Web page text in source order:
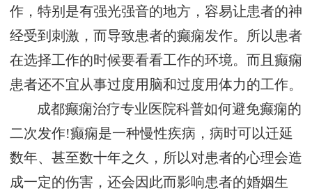
作，特别是有强光强音的地方，容易让患者的神
经受到刺激，而导致患者的癫痫发作。所以患者
在选择工作的时候要看看工作的环境。而且癫痫
患者还不宜从事过度用脑和过度用体力的工作。
成都癫痫治疗专业医院科普如何避免癫痫的
二次发作!癫痫是一种慢性疾病，病时可以迁延
数年、甚至数十年之久，所以对患者的心理会造
成一定的伤害，还会因此而影响患者的婚姻生